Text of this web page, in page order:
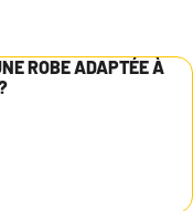
ROBE ADAPTÉE À